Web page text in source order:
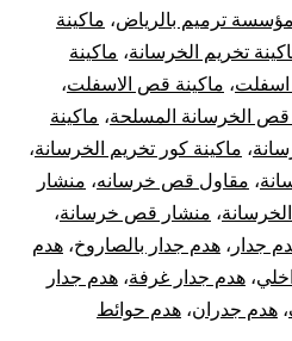
مؤسسة ترميم بالرياض، ماكينة
تخريم الخرسانة، ماكينة
اسفلت، ماكينة قص الاسفلت،
قص الخرسانة المسلحة، ماكينة
، ماكينة كور تخريم الخرسانة،
، مقاول قص خرسانه، منشار
، منشار قص خرسانة،
جدار ، هدم جدار بالصاروخ، هدم
، هدم جدار غرفة، هدم جدار
، هدم جدران، هدم حوائط